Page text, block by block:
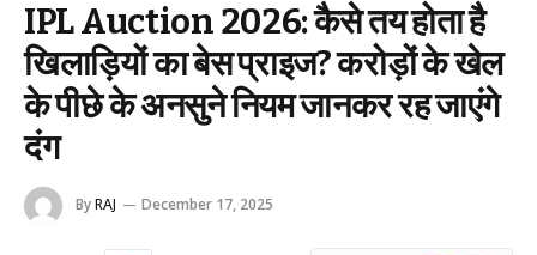
IPL Auction 2026: कैसे तय होता है
खिलाड़ियों का बेस प्राइज? करोड़ों के खेल
के पीछे के अनसुने नियम जानकर रह जाएंगे
दंग
ByRAJ December 17, 2025